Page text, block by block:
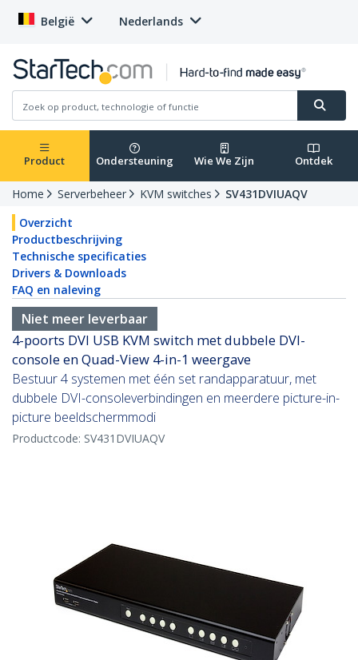
België Nederlands
Product Ondersteuning Wie We Zijn Ontdek
Home Serverbeheer KVM switches
SV431DVIUAQV
Overzicht
Productbeschrijving
Technische specificaties
Drivers & Downloads
FAQ en naleving
Niet meer leverbaar
4-poorts DVI USB KVM switch met dubbele DVI-
console en Quad-View 4-in-1 weergave
Bestuur 4 systemen met één set randapparatuur, met
dubbele DVI-consoleverbindingen en meerdere picture-in-
picture beeldschermmodi
Productcode: SV431DVIUAQV